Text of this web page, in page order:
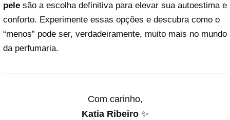
pele são a escolha definitiva para elevar sua autoestima e
conforto. Experimente essas opções e descubra como o
“menos” pode ser, verdadeiramente, muito mais no mundo
da perfumaria.
Com carinho,
Katia Ribeiro✨